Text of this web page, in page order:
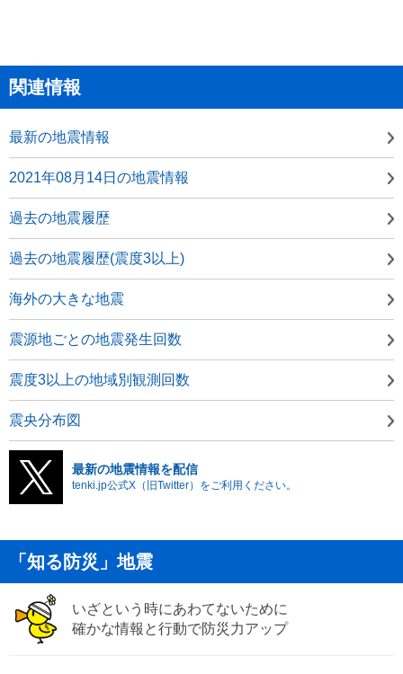
関連情報
最新の地震情報
2021年08月14日の地震情報
過去の地震履歴
過去の地震履歴(震度3以上)
海外の大きな地震
震源地ごとの地震発生回数
震度3以上の地域別観測回数
震央分布図
最新の地震情報を配信
tenki.jp公式X（旧Twitter）をご利用ください。
「知る防災」地震
いざという時にあわてないために
確かな情報と行動で防災力アップ